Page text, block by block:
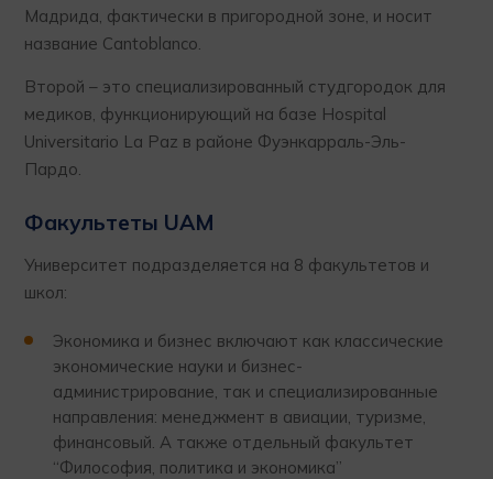
Мадрида, фактически в пригородной зоне, и носит
название Cantoblanco.
Второй – это специализированный студгородок для
медиков, функционирующий на базе Hospital
Universitario La Paz в районе Фуэнкарраль-Эль-
Пардо.
Факультеты UAM
Университет подразделяется на 8 факультетов и
школ:
Экономика и бизнес включают как классические
экономические науки и бизнес-
администрирование, так и специализированные
направления: менеджмент в авиации, туризме,
финансовый. А также отдельный факультет
“Философия, политика и экономика”